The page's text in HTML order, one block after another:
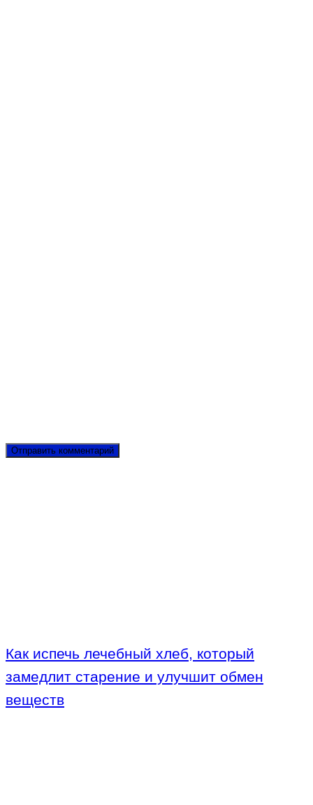
Как испечь лечебный хлеб, который
замедлит старение и улучшит обмен
веществ